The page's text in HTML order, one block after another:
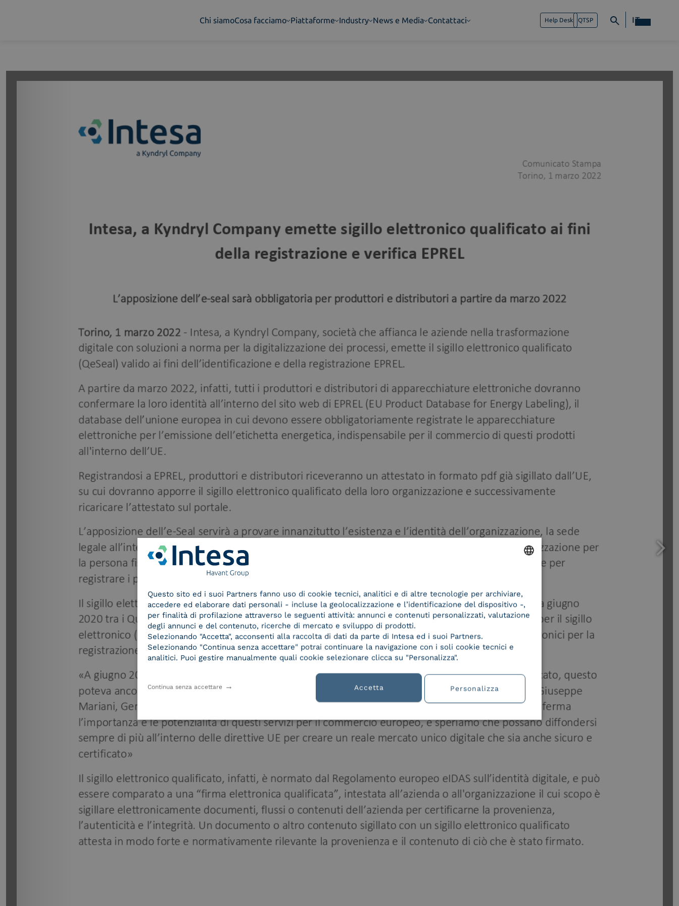
Chi siamoCosa facciamo Piattaforme Industry News e Media Contattaci Help Desk QTSP IT
Cosa facciamo
ITALIAN
Questo sito ed i suoi Partners fanno uso di cookie tecnici, analitici e di altre tecnologie per archiviare,
accedere ed elaborare dati personali - incluse la geolocalizzazione e l’identificazione del dispositivo -,
per finalità di profilazione attraverso le seguenti attività: annunci e contenuti personalizzati, valutazione
degli annunci e del contenuto, ricerche di mercato e sviluppo di prodotti.
Selezionando "Accetta", acconsenti alla raccolta di dati da parte di Intesa ed i suoi Partners.
Selezionando "Continua senza accettare" potrai continuare la navigazione con i soli cookie tecnici e
analitici. Puoi gestire manualmente quali cookie selezionare clicca su "Personalizza".
Accetta
Continua senza accettare Personalizza